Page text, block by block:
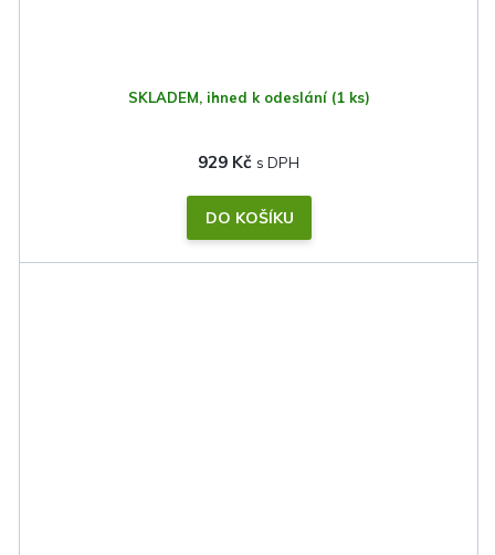
SKLADEM, ihned k odeslání (1 ks)
929 Kč
DO KOŠÍKU